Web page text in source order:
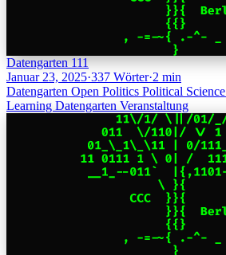
Datengarten 111
Januar 23, 2025·337 Wörter·2 min
Datengarten Open Politics Political Science
Learning Datengarten Veranstaltung